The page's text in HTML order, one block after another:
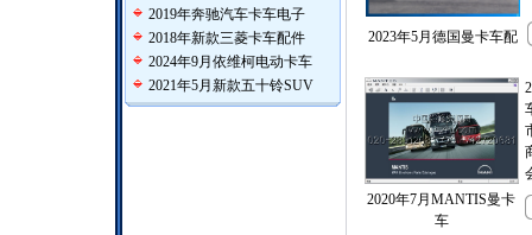
2019年奔驰汽车卡车电子
2018年新款三菱卡车配件
2024年9月依维柯电动卡车
2021年5月新款五十铃SUV
2023年5月德国曼卡车配
2020年7月MANTIS曼卡
车